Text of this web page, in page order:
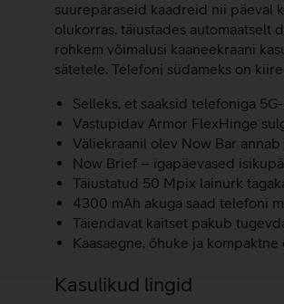
suurepäraseid kaadreid nii päeval
olukorras, täiustades automaatselt
rohkem võimalusi kaaneekraani
sätetele. Telefoni südameks on
Selleks, et saaksid telefoniga
Vastupidav Armor FlexHinge
Väliekraanil olev Now Bar
Now Brief – igapäevased
Täiustatud 50 Mpix lainurk
4300 mAh akuga saad telefoni
Täiendavat kaitset pakub
Kaasaegne, õhuke ja kompaktne
Kasulikud lingid